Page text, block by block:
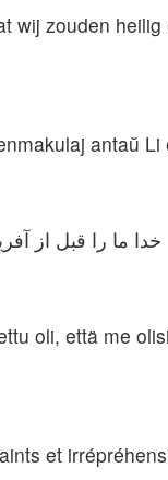
wij zouden
antaŭ Li
خدا ما را قبل از
oli, että me
et